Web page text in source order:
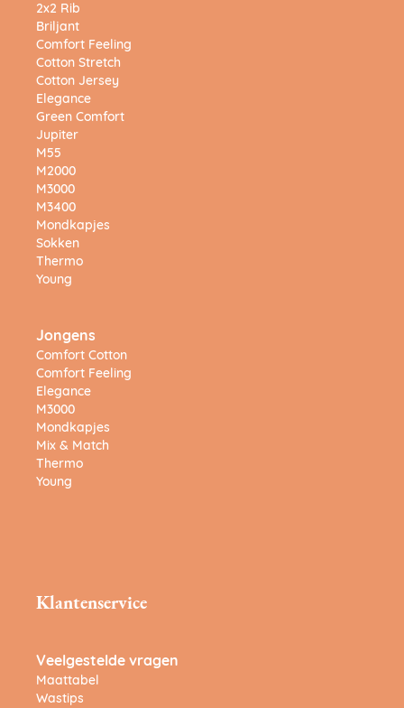
2x2 Rib
Briljant
Comfort Feeling
Cotton Stretch
Cotton Jersey
Elegance
Green Comfort
Jupiter
M55
M2000
M3000
M3400
Mondkapjes
Sokken
Thermo
Young
Jongens
Comfort Cotton
Comfort Feeling
Elegance
M3000
Mondkapjes
Mix & Match
Thermo
Young
Klantenservice
Veelgestelde vragen
Maattabel
Wastips